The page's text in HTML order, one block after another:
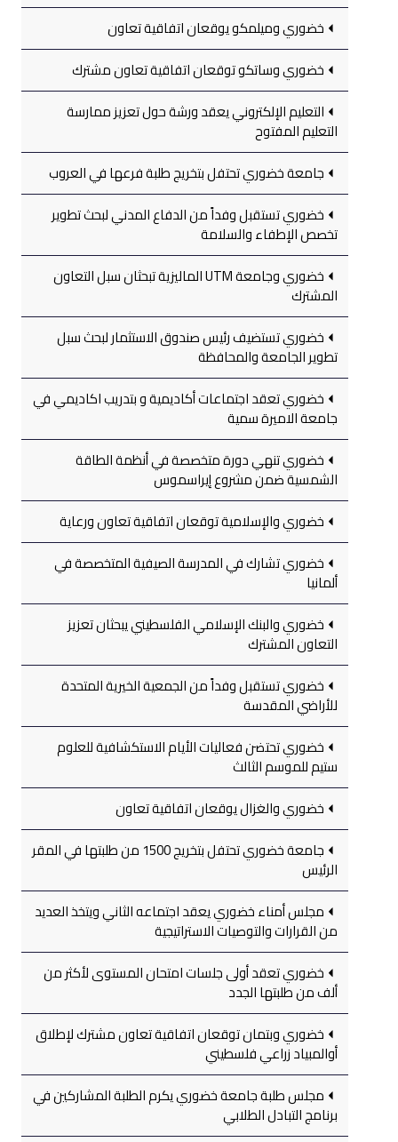
خضوري وميلمكو يوقعان اتفاقية تعاون
خضوري وساتكو توقعان اتفاقية تعاون مشترك
التعليم الإلكتروني يعقد ورشة حول تعزيز ممارسة
التعليم المفتوح
جامعة خضوري تحتفل بتخريج طلبة فرعها في العروب
خضوري تستقبل وفداً من الدفاع المدني لبحث تطوير
تخصص الإطفاء والسلامة
خضوري وجامعة UTM الماليزية تبحثان سبل التعاون
المشترك
خضوري تستضيف رئيس صندوق الاستثمار لبحث سبل
تطوير الجامعة والمحافظة
خضوري تعقد اجتماعات أكاديمية و بتدريب اكاديمي في
جامعة الاميرة سمية
خضوري تنهي دورة متخصصة في أنظمة الطاقة
الشمسية ضمن مشروع إيراسموس
خضوري والإسلامية توقعان اتفاقية تعاون ورعاية
خضوري تشارك في المدرسة الصيفية المتخصصة في
ألمانيا
خضوري والبنك الإسلامي الفلسطيني يبحثان تعزيز
التعاون المشترك
خضوري تستقبل وفداً من الجمعية الخيرية المتحدة
للأراضي المقدسة
خضوري تحتضن فعاليات الأيام الاستكشافية للعلوم
ستيم للموسم الثالث
خضوري والغزال يوقعان اتفاقية تعاون
جامعة خضوري تحتفل بتخريج 1500 من طلبتها في المقر
الرئيس
مجلس أمناء خضوري يعقد اجتماعه الثاني ويتخذ العديد
من القرارات والتوصيات الاستراتيجية
خضوري تعقد أولى جلسات امتحان المستوى لأكثر من
ألف من طلبتها الجدد
خضوري وبتمان توقعان اتفاقية تعاون مشترك لإطلاق
أوالمبياد زراعي فلسطيني
مجلس طلبة جامعة خضوري يكرم الطلبة المشاركين في
برنامج التبادل الطلابي